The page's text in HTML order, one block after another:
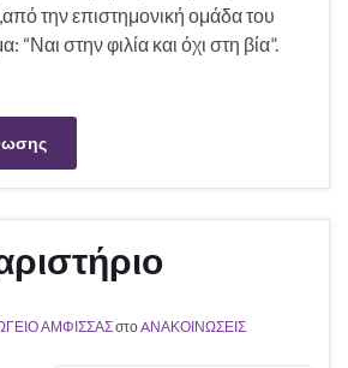
την επιστημονική ομάδα του
στην φιλία και όχι στη βία”.
ΑΜΦΙΣΣΑΣστοAΝΑΚΟΙΝΩΣΕΙΣ